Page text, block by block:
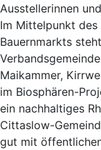
Ausstellerinnen
Im Mittelpunkt
Bauernmarkts
Maikammer,
im Biosphären-
ein nachhaltiges
Cittaslow-
gut mit